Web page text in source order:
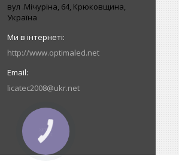
вул .Мічуріна, 64, Крюковщина,
Україна
http://www.optimaled.net
licatec2008@ukr.net
КНОПКА
ЗВ'ЯЗКУ